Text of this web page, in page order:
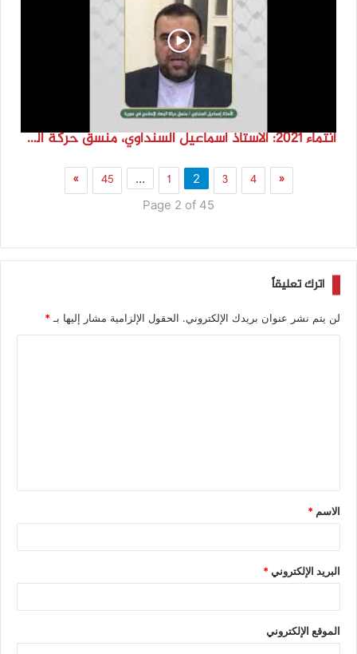
انتماء 2021: الاستاذ اسماعيل السنداوي، منسق حركة الجهاد الاسلامي في سوريا
«
1 2 3 4
…
45
»
Page 2 of 45
اترك تعليقاً
لن يتم نشر عنوان بريدك الإلكتروني. الحقول الإلزامية مشار إليها بـ *
الاسم *
البريد الإلكتروني*
الموقع الإلكتروني